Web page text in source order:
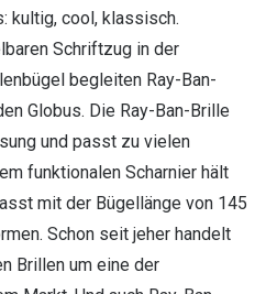
kultig, cool, klassisch.
Schriftzug in der
begleiten Ray-Ban-
Globus. Die Ray-Ban-Brille
und passt zu vielen
funktionalen Scharnier hält
mit der Bügellänge von 145
Schon seit jeher handelt
Brillen um eine der